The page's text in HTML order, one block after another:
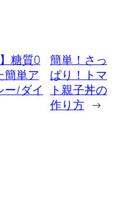
糖質0
簡単ア
ー/ダイ
簡単！さっ
ぱり！トマ
ト親子丼の
作り方 →